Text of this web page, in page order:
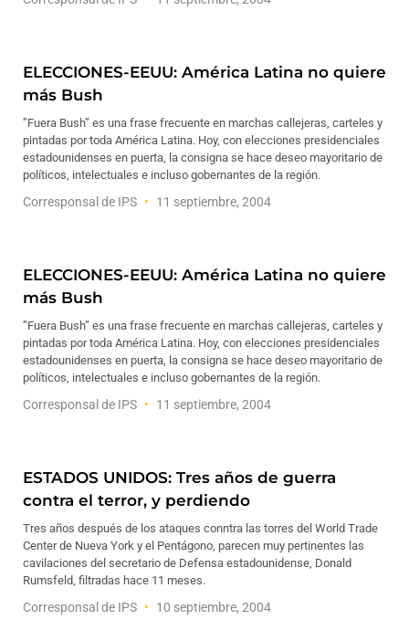
ELECCIONES-EEUU: América Latina no quiere
más Bush
”Fuera Bush” es una frase frecuente en marchas callejeras, carteles y
pintadas por toda América Latina. Hoy, con elecciones presidenciales
estadounidenses en puerta, la consigna se hace deseo mayoritario de
políticos, intelectuales e incluso gobernantes de la región.
Corresponsal de IPS 11 septiembre, 2004
ELECCIONES-EEUU: América Latina no quiere
más Bush
”Fuera Bush” es una frase frecuente en marchas callejeras, carteles y
pintadas por toda América Latina. Hoy, con elecciones presidenciales
estadounidenses en puerta, la consigna se hace deseo mayoritario de
políticos, intelectuales e incluso gobernantes de la región.
Corresponsal de IPS 11 septiembre, 2004
ESTADOS UNIDOS: Tres años de guerra
contra el terror, y perdiendo
Tres años después de los ataques conntra las torres del World Trade
Center de Nueva York y el Pentágono, parecen muy pertinentes las
cavilaciones del secretario de Defensa estadounidense, Donald
Rumsfeld, filtradas hace 11 meses.
Corresponsal de IPS 10 septiembre, 2004